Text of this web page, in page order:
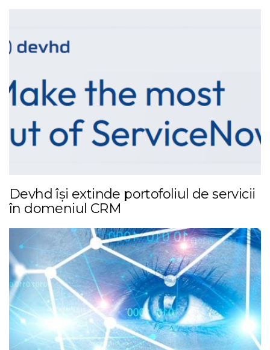
Devhd își extinde portofoliul de servicii
în domeniul CRM